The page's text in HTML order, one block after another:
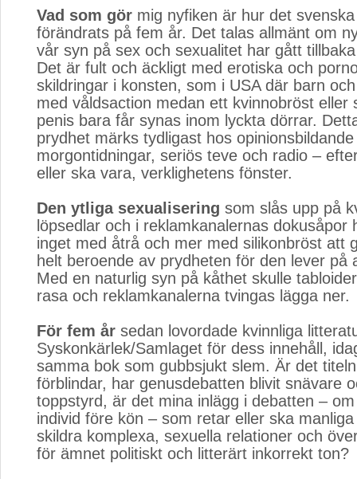
Vad som gör mig nyfiken är hur det
förändrats på fem år. Det talas allmänt om
vår syn på sex och sexualitet har gått
Det är fult och äckligt med erotiska och
skildringar i konsten, som i USA där barn
med våldsaction medan ett kvinnobröst eller
penis bara får synas inom lyckta dörrar.
prydhet märks tydligast hos
morgontidningar, seriös teve och radio –
eller ska vara, verklighetens fönster.
Den ytliga sexualisering som slås upp på
löpsedlar och i reklamkanalernas dokusåpor
inget med åtrå och mer med silikonbröst att
helt beroende av prydheten för den lever på
Med en naturlig syn på kåthet skulle
rasa och reklamkanalerna tvingas lägga ner.
För fem år sedan lovordade kvinnliga
Syskonkärlek/Samlaget för dess innehåll,
samma bok som gubbsjukt slem. Är det
förblindar, har genusdebatten blivit snävare
toppstyrd, är det mina inlägg i debatten –
individ före kön – som retar eller ska
skildra komplexa, sexuella relationer och
för ämnet politiskt och litterärt inkorrekt ton?